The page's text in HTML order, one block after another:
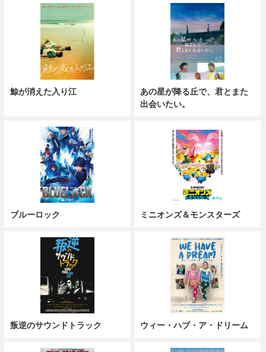
鯨が消えた入り江
あの星が降る丘で、君とまた
出会いたい。
ブルーロック ミニオンズ＆モンスターズ
叛逆のサウンドトラック ウィー・ハブ・ア・ドリーム